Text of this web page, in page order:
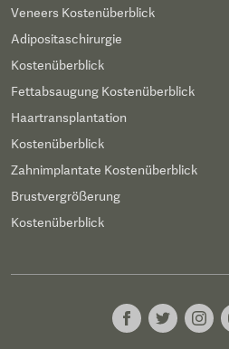
Veneers Kostenüberblick
Adipositaschirurgie
Kostenüberblick
Fettabsaugung Kostenüberblick
Haartransplantation
Kostenüberblick
Zahnimplantate Kostenüberblick
Brustvergrößerung
Kostenüberblick